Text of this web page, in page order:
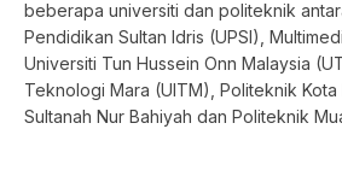
beberapa universiti dan politeknik
Pendidikan Sultan Idris (UPSI),
Universiti Tun Hussein Onn Malaysia
Teknologi Mara (UITM), Politeknik Kota
Sultanah Nur Bahiyah dan Politeknik